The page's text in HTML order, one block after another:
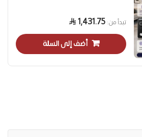
تبدأ من 1,431.75
أضف إلى السلة